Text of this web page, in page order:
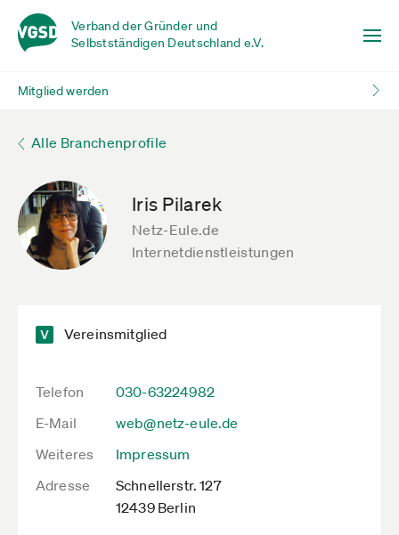
Verband der Gründer und
Selbstständigen Deutschland e.V.
Mitglied werden
Alle Branchenprofile
Iris Pilarek
Netz-Eule.de
Internetdienstleistungen
Vereinsmitglied
Telefon
030-63224982
E-Mail
web@netz-eule.de
Weiteres
Impressum
Adresse
Schnellerstr. 127
12439 Berlin